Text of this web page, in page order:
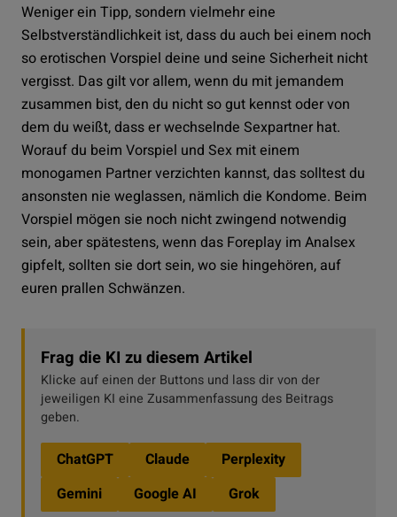
Weniger ein Tipp, sondern vielmehr eine
Selbstverständlichkeit ist, dass du auch bei einem noch
so erotischen Vorspiel deine und seine Sicherheit nicht
vergisst. Das gilt vor allem, wenn du mit jemandem
zusammen bist, den du nicht so gut kennst oder von
dem du weißt, dass er wechselnde Sexpartner hat.
Worauf du beim Vorspiel und Sex mit einem
monogamen Partner verzichten kannst, das solltest du
ansonsten nie weglassen, nämlich die Kondome. Beim
Vorspiel mögen sie noch nicht zwingend notwendig
sein, aber spätestens, wenn das Foreplay im Analsex
gipfelt, sollten sie dort sein, wo sie hingehören, auf
euren prallen Schwänzen.
Frag die KI zu diesem Artikel
Klicke auf einen der Buttons und lass dir von der
jeweiligen KI eine Zusammenfassung des Beitrags
geben.
ChatGPT Claude
Perplexity
Gemini
Google AI Grok